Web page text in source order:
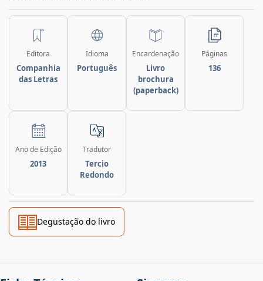
Editora
Companhia
das Letras
Idioma
Português
Encardenação
Livro
brochura
(paperback)
Páginas
136
Ano de Edição
2013
Tradutor
Tercio
Redondo
Degustação do livro